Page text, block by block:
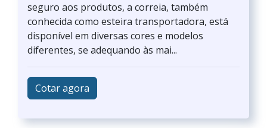
seguro aos produtos, a correia, também
conhecida como esteira transportadora, está
disponível em diversas cores e modelos
diferentes, se adequando às mai...
Cotar agora